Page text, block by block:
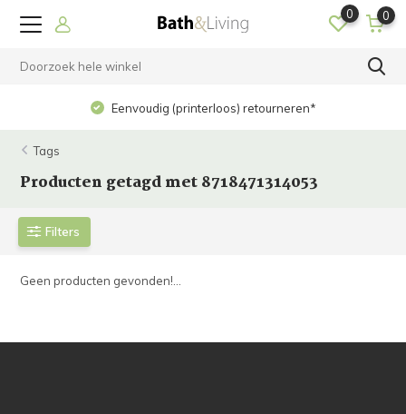
0 0
Eenvoudig (printerloos) retourneren*
Tags
Producten getagd met 8718471314053
Filters
Geen producten gevonden!...